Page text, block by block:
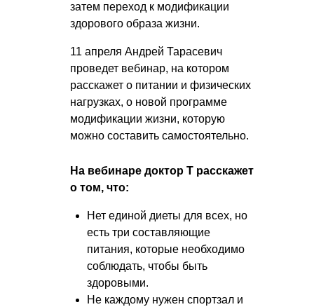
затем переход к модификации
здорового образа жизни.
11 апреля Андрей Тарасевич
проведет вебинар, на котором
расскажет о питании и физических
нагрузках, о новой программе
модификации жизни, которую
можно составить самостоятельно.
На вебинаре доктор Т расскажет
о том, что:
Нет единой диеты для всех, но
есть три составляющие
питания, которые необходимо
соблюдать, чтобы быть
здоровыми.
Не каждому нужен спортзал и